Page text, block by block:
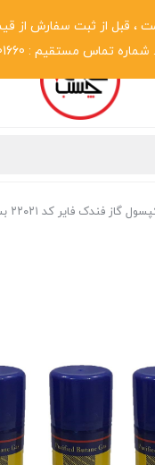
، قبل از ثبت سفارش از
تماس مستقیم : 09001701660
گاز فندک فایر کد ۲۲۰۲۱ بسته ۳ عددی